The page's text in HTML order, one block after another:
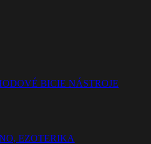
BICIE NÁSTROJE
EZOTERIKA